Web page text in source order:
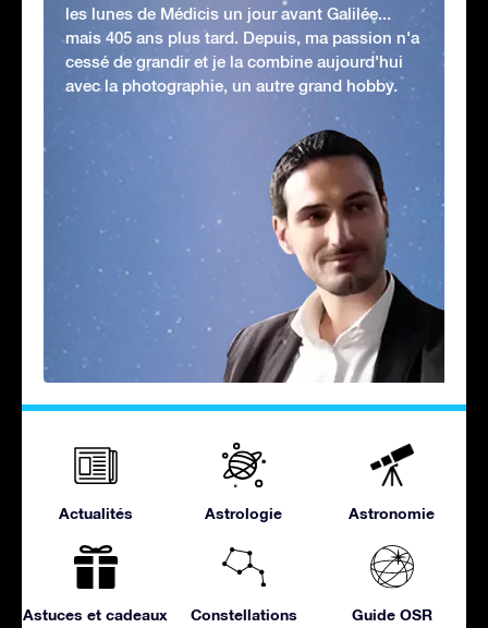
les lunes de Médicis un jour avant Galilée...
mais 405 ans plus tard. Depuis, ma passion n'a
cessé de grandir et je la combine aujourd'hui
avec la photographie, un autre grand hobby.
Actualités Astrologie Astronomie
Astuces et cadeaux Constellations Guide OSR